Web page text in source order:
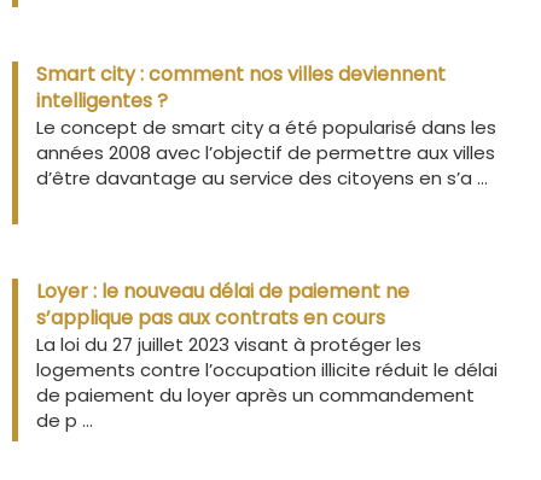
Smart city : comment nos villes deviennent
intelligentes ?
Le concept de smart city a été popularisé dans les
années 2008 avec l’objectif de permettre aux villes
d’être davantage au service des citoyens en s’a ...
Loyer : le nouveau délai de paiement ne
s’applique pas aux contrats en cours
La loi du 27 juillet 2023 visant à protéger les
logements contre l’occupation illicite réduit le délai
de paiement du loyer après un commandement
de p ...